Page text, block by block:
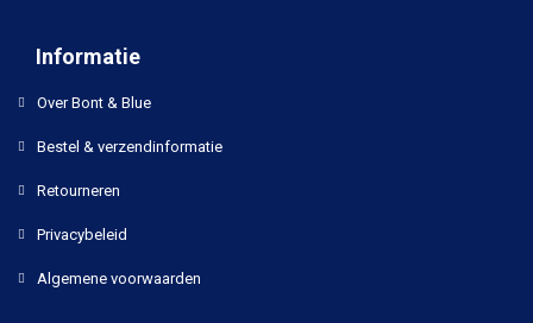
Informatie
Over Bont & Blue
Bestel & verzendinformatie
Retourneren
Privacybeleid
Algemene voorwaarden